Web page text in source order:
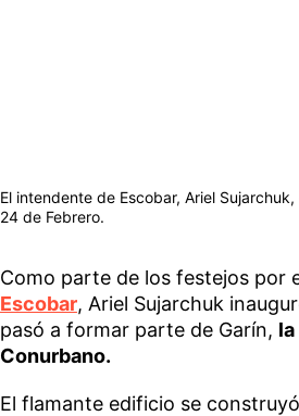
El intendente de Escobar, Ariel
24 de Febrero.
Como parte de los festejos por
Escobar, Ariel Sujarchuk
pasó a formar parte de Garín,
Conurbano.
El flamante edificio se